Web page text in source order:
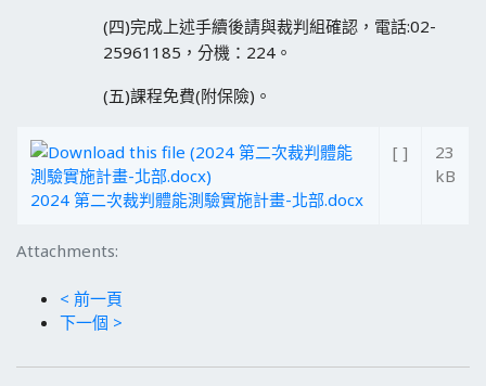
(四)完成上述手續後請與裁判組確認，電話:02-
25961185，分機：224。
(五)課程免費(附保險)。
Attachments:
2024 第二次裁判體能測驗實施計畫-北部.docx
[ ]
23
kB
< 前一頁
下一個 >